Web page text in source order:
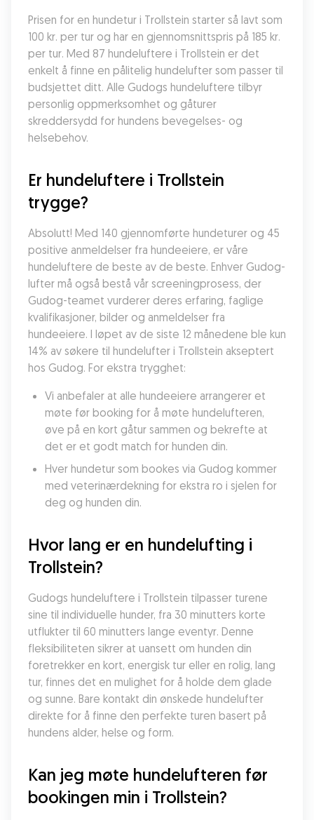
Prisen for en hundetur i Trollstein starter så lavt som
100 kr. per tur og har en gjennomsnittspris på 185 kr.
per tur. Med 87 hundeluftere i Trollstein er det
enkelt å finne en pålitelig hundelufter som passer til
budsjettet ditt. Alle Gudogs hundeluftere tilbyr
personlig oppmerksomhet og gåturer
skreddersydd for hundens bevegelses- og
helsebehov.
Er hundeluftere i Trollstein
trygge?
Absolutt! Med 140 gjennomførte hundeturer og 45
positive anmeldelser fra hundeeiere, er våre
hundeluftere de beste av de beste. Enhver Gudog-
lufter må også bestå vår screeningprosess, der
Gudog-teamet vurderer deres erfaring, faglige
kvalifikasjoner, bilder og anmeldelser fra
hundeeiere. I løpet av de siste 12 månedene ble kun
14% av søkere til hundelufter i Trollstein akseptert
hos Gudog. For ekstra trygghet:
Vi anbefaler at alle hundeeiere arrangerer et
møte før booking for å møte hundelufteren,
øve på en kort gåtur sammen og bekrefte at
det er et godt match for hunden din.
Hver hundetur som bookes via Gudog kommer
med veterinærdekning for ekstra ro i sjelen for
deg og hunden din.
Hvor lang er en hundelufting i
Trollstein?
Gudogs hundeluftere i Trollstein tilpasser turene
sine til individuelle hunder, fra 30 minutters korte
utflukter til 60 minutters lange eventyr. Denne
fleksibiliteten sikrer at uansett om hunden din
foretrekker en kort, energisk tur eller en rolig, lang
tur, finnes det en mulighet for å holde dem glade
og sunne. Bare kontakt din ønskede hundelufter
direkte for å finne den perfekte turen basert på
hundens alder, helse og form.
Kan jeg møte hundelufteren før
bookingen min i Trollstein?